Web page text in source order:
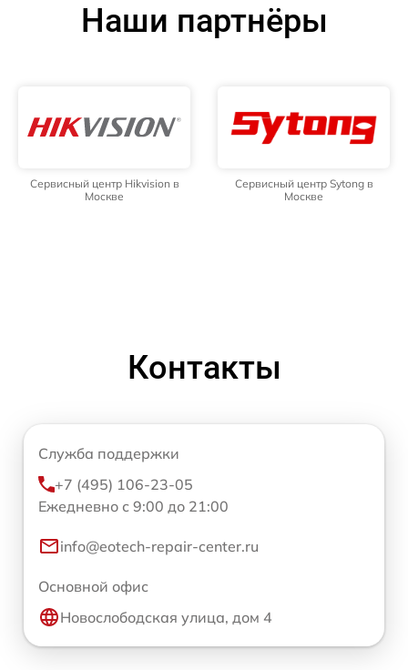
Наши партнёры
Сервисный центр Hikvision в
Москве
Сервисный центр Sytong в
Москве
Контакты
Служба поддержки
+7 (495) 106-23-05
Ежедневно с 9:00 до 21:00
info@eotech-repair-center.ru
Основной офис
Новослободская улица, дом 4